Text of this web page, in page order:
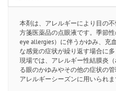
本剤は、アレルギーにより目の
方箋医薬品の点眼液です。季節
eye allergies）に伴うかゆみ、充
な感覚の症状が繰り返す場合に
現場では、アレルギー性結膜炎
る眼のかゆみやその他の症状の
アレルギーシーズンに用いられま